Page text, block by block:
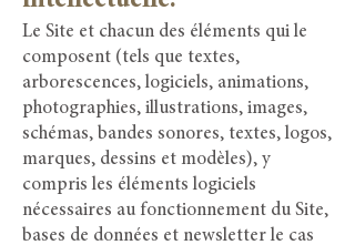
Le Site et chacun des éléments qui le
composent (tels que textes,
arborescences, logiciels, animations,
photographies, illustrations, images,
schémas, bandes sonores, textes, logos,
marques, dessins et modèles), y
compris les éléments logiciels
nécessaires au fonctionnement du Site,
bases de données et newsletter le cas